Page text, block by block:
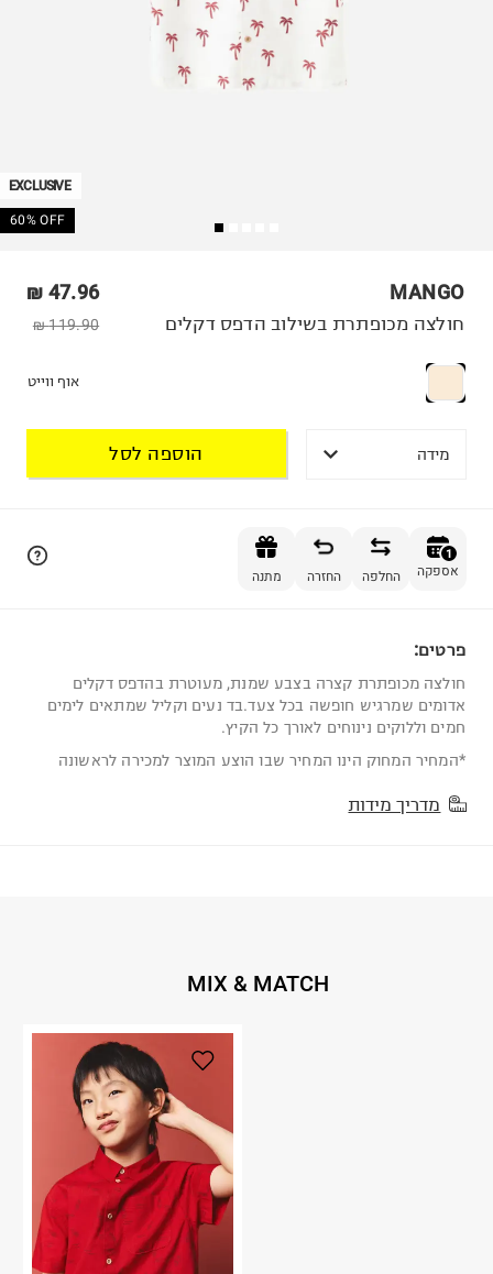
EXCLUSIVE
60% OFF
MANGO
47.96 ₪
119.90 ₪ חולצה מכופתרת בשילוב הדפס דקלים
אוף ווייט
מידה הוספה לסל
1
אספקה החלפה החזרה מתנה
פרטים:
חולצה מכופתרת קצרה בצבע שמנת, מעוטרת בהדפס דקלים
אדומים שמרגיש חופשה בכל צעד.בד נעים וקליל שמתאים לימים
חמים וללוקים נינוחים לאורך כל הקיץ.
*המחיר המחוק הינו המחיר שבו הוצע המוצר למכירה לראשונה
מדריך מידות
MIX & MATCH